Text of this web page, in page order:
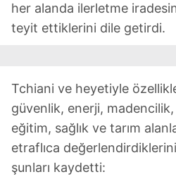
her alanda ilerletme
teyit ettiklerini dile getirdi.
Tchiani ve heyetiyle
güvenlik, enerji, madencilik,
eğitim, sağlık ve tarım
etraflıca
şunları kaydetti: